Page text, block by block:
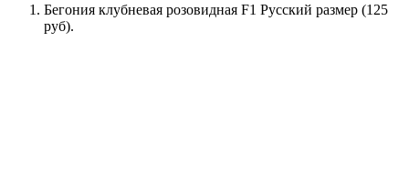
Бегония клубневая розовидная F1 Русский размер (125
руб).